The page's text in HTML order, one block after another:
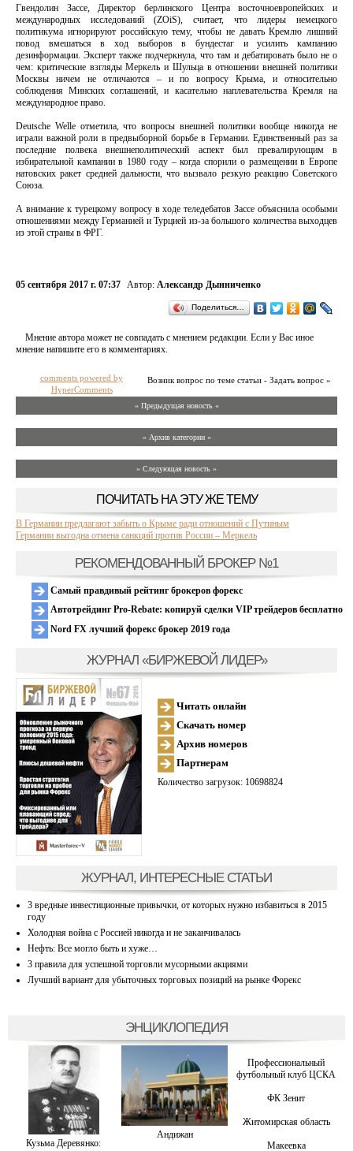
Гвендолин Зассе, Директор берлинского Центра восточноевропейских и
международных исследований (ZOiS), считает, что лидеры немецкого
политикума игнорируют российскую тему, чтобы не давать Кремлю лишний
повод вмешаться в ход выборов в бундестаг и усилить кампанию
дезинформации. Эксперт также подчеркнула, что там и дебатировать было не о
чем: критические взгляды Меркель и Шульца в отношении внешней политики
Москвы ничем не отличаются – и по вопросу Крыма, и относительно
соблюдения Минских соглашений, и касательно наплевательства Кремля на
международное право.
Deutsche Welle отметила, что вопросы внешней политики вообще никогда не
играли важной роли в предвыборной борьбе в Германии. Единственный раз за
последние полвека внешнеполитический аспект был превалирующим в
избирательной кампании в 1980 году – когда спорили о размещении в Европе
натовских ракет средней дальности, что вызвало резкую реакцию Советского
Союза.
А внимание к турецкому вопросу в ходе теледебатов Зассе объяснила особыми
отношениями между Германией и Турцией из-за большого количества выходцев
из этой страны в ФРГ.
05 сентября 2017 г. 07:37 Автор: Александр Дынниченко
Поделиться…
Мнение автора может не совпадать с мнением редакции. Если у Вас иное
мнение напишите его в комментариях.
Возник вопрос по теме статьи - Задать вопрос »
comments powered by
HyperComments
« Предыдущая новость «
» Архив категории «
» Следующая новость »
ПОЧИТАТЬ НА ЭТУ ЖЕ ТЕМУ
В Германии предлагают забыть о Крыме ради отношений с Путиным
Германии выгодна отмена санкций против России – Меркель
РЕКОМЕНДОВАННЫЙ БРОКЕР №1
Самый правдивый рейтинг брокеров форекс
Автотрейдинг Pro-Rebate: копируй сделки VIP трейдеров бесплатно
Nord FX лучший форекс брокер 2019 года
ЖУРНАЛ «БИРЖЕВОЙ ЛИДЕР»
Читать онлайн
Скачать номер
Архив номеров
Партнерам
Количество загрузок: 10698824
ЖУРНАЛ, ИНТЕРЕСНЫЕ СТАТЬИ
3 вредные инвестиционные привычки, от которых нужно избавиться в 2015
году
Холодная война с Россией никогда и не заканчивалась
Нефть: Все могло быть и хуже…
3 правила для успешной торговли мусорными акциями
Лучший вариант для убыточных торговых позиций на рынке Форекс
ЭНЦИКЛОПЕДИЯ
Кузьма Деревянко:
Андижан
Профессиональный
футбольный клуб ЦСКА
ФК Зенит
Житомирская область
Макеевка